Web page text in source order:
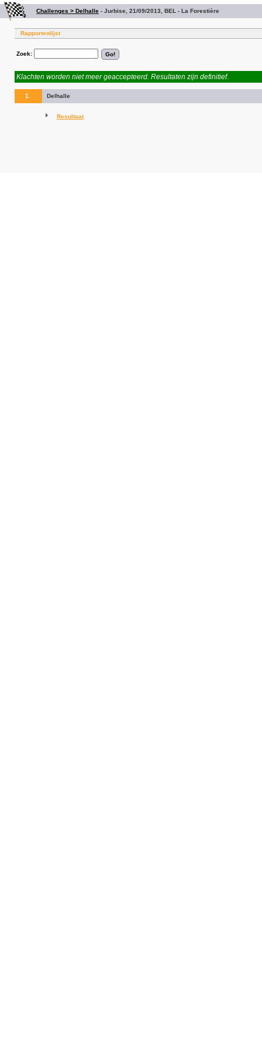
Challenges > Delhalle - Jurbise, 21/09/2013, BEL - La Forestière
Rapportenlijst
Zoek:
Klachten worden niet meer geaccepteerd. Resultaten zijn definitief.
1. Delhalle
Resultaat